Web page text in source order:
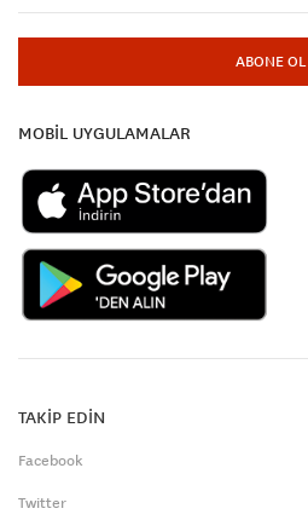
ABONE OL
MOBİL UYGULAMALAR
TAKİP EDİN
Facebook
Twitter